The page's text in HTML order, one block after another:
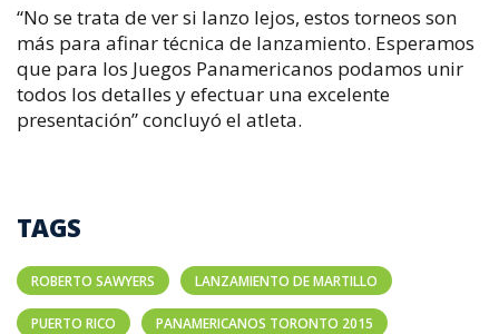
“No se trata de ver si lanzo lejos, estos torneos son
más para afinar técnica de lanzamiento. Esperamos
que para los Juegos Panamericanos podamos unir
todos los detalles y efectuar una excelente
presentación” concluyó el atleta.
TAGS
ROBERTO SAWYERS LANZAMIENTO DE MARTILLO
PUERTO RICO PANAMERICANOS TORONTO 2015